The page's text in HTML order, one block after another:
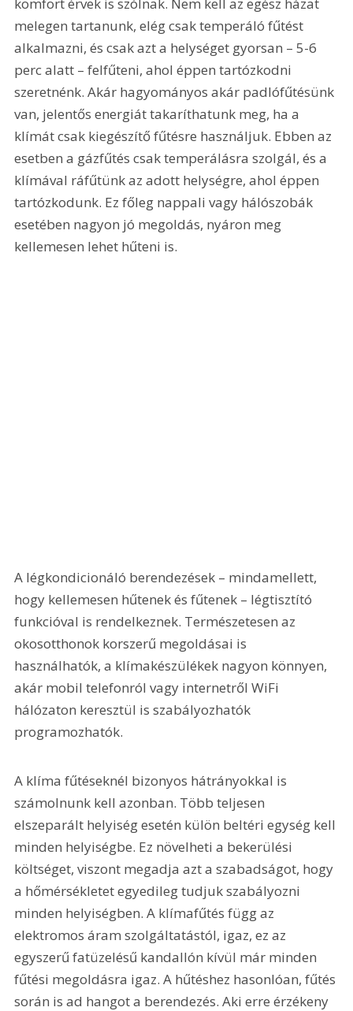
melegen tartanunk, elég csak temperáló fűtést
alkalmazni, és csak azt a helységet gyorsan – 5-6
perc alatt – felfűteni, ahol éppen tartózkodni
szeretnénk. Akár hagyományos akár padlófűtésünk
van, jelentős energiát takaríthatunk meg, ha a
klímát csak kiegészítő fűtésre használjuk. Ebben az
esetben a gázfűtés csak temperálásra szolgál, és a
klímával ráfűtünk az adott helységre, ahol éppen
tartózkodunk. Ez főleg nappali vagy hálószobák
esetében nagyon jó megoldás, nyáron meg
kellemesen lehet hűteni is.
A légkondicionáló berendezések – mindamellett,
hogy kellemesen hűtenek és fűtenek – légtisztító
funkcióval is rendelkeznek. Természetesen az
okosotthonok korszerű megoldásai is
használhatók, a klímakészülékek nagyon könnyen,
akár mobil telefonról vagy internetről WiFi
hálózaton keresztül is szabályozhatók
programozhatók.
A klíma fűtéseknél bizonyos hátrányokkal is
számolnunk kell azonban. Több teljesen
elszeparált helyiség esetén külön beltéri egység kell
minden helyiségbe. Ez növelheti a bekerülési
költséget, viszont megadja azt a szabadságot, hogy
a hőmérsékletet egyedileg tudjuk szabályozni
minden helyiségben. A klímafűtés függ az
elektromos áram szolgáltatástól, igaz, ez az
egyszerű fatüzelésű kandallón kívül már minden
fűtési megoldásra igaz. A hűtéshez hasonlóan, fűtés
során is ad hangot a berendezés. Aki erre érzékeny